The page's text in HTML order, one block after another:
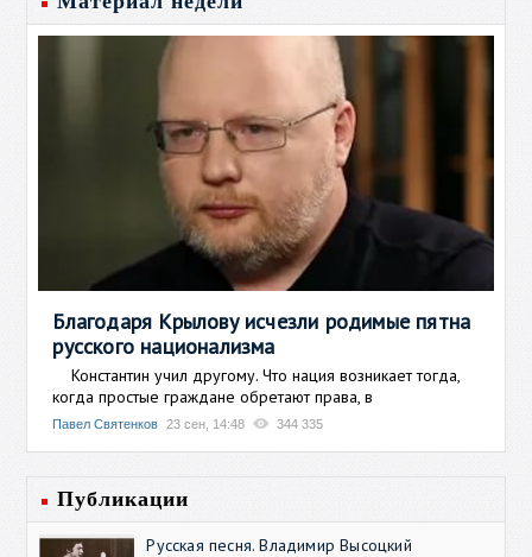
Благодаря Крылову исчезли родимые пятна
русского национализма
Константин учил другому. Что нация возникает тогда,
когда простые граждане обретают права, в
Павел Святенков 23 сен, 14:48 344 335
Публикации
Русская песня. Владимир Высоцкий